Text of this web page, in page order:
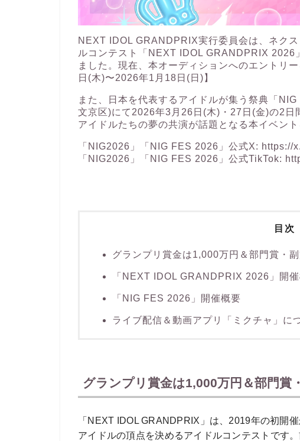
NEXT IDOL GRANDPRIX実行委員会は、ネク
ルコンテスト「NEXT IDOL GRANDPRIX 2026
ました。現在、本オーディションへのエントリ
日(木)〜2026年1月18日(日)】
また、日本を代表するアイドルが集う祭典「
文京区)にて2026年3月26日(木)・27日(金)の2日
アイドルたちの夢の共演が話題となる本イベント
「NIG2026」「NIG FES 2026」公式X: https://
「NIG2026」「NIG FES 2026」公式TikTok:
目次
グランプリ賞金は1,000万円＆部門賞・
「NEXT IDOL GRANDPRIX 2026」開
「NIG FES 2026」開催概要
ライブ配信＆動画アプリ「ミクチャ」に
グランプリ賞金は1,000万円＆部門賞
「NEXT IDOL GRANDPRIX」は、2019年の初開
アイドルの頂点を決めるアイドルコンテストです